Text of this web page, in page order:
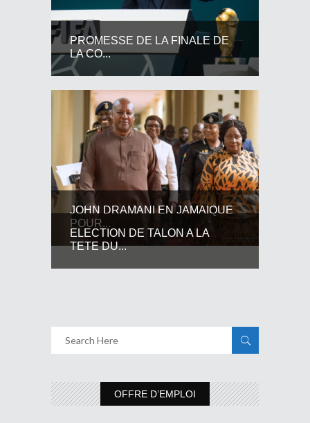
PROMESSE DE LA FINALE DE
LA CO...
JOHN DRAMANI EN JAMAIQUE
POUR...
ELECTION DE TALON A LA
TETE DU...
OFFRE D’EMPLOI